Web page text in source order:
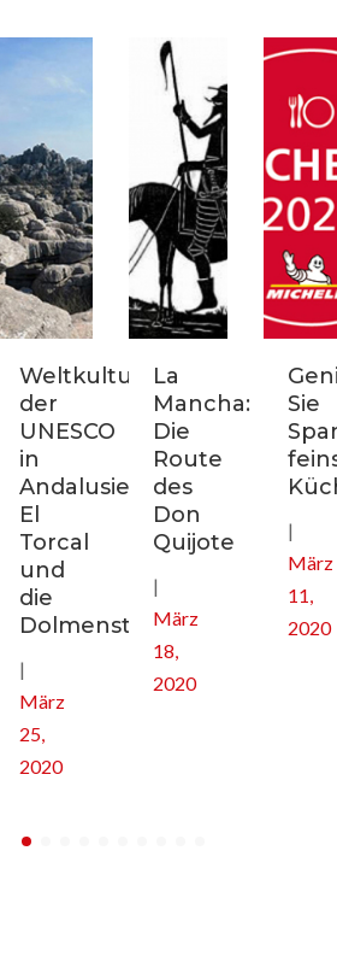
Weltkulturerbe
der
UNESCO
in
Andalusien:
El
Torcal
und
die
Dolmenstätten
|
März
25,
2020
La
Mancha:
Die
Route
des
Don
Quijote
|
März
18,
2020
Sie
|
März
11,
2020